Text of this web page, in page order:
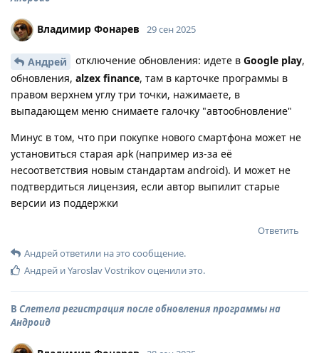
Владимир Фонарев 29 сен 2025
Андрей отключение обновления: идете в Google play,
обновления, alzex finance, там в карточке программы в
правом верхнем углу три точки, нажимаете, в
выпадающем меню снимаете галочку "автообновление"
Минус в том, что при покупке нового смартфона может не
установиться старая apk (например из-за её
несоответствия новым стандартам android). И может не
подтвердиться лицензия, если автор выпилит старые
версии из поддержки
Ответить
Андрейответили на это сообщение.
Андрей иYaroslav Vostrikovоценили это.
В Слетела регистрация после обновления программы на
Андроид